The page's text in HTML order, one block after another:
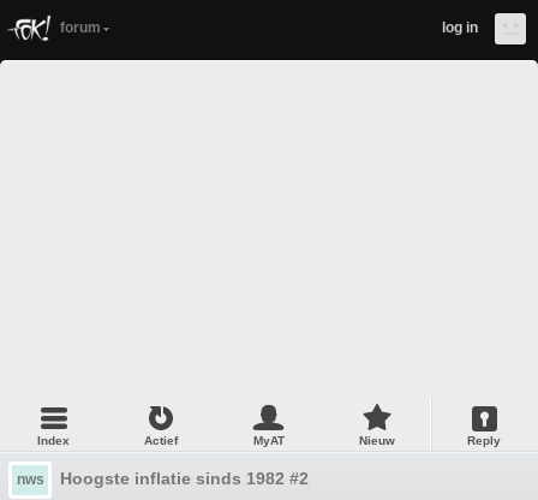
forum log in
Index Actief MyAT Nieuw Reply
nws Hoogste inflatie sinds 1982 #2